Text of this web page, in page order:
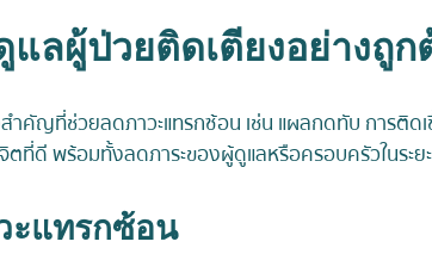
ลผู้ป่วยติดเตียงอย่างถูก
คัญที่ช่วยลดภาวะแทรกซ้อน เช่น แผลกดทับ การติ
ที่ดี พร้อมทั้งลดภาระของผู้ดูแลหรือครอบครัวในร
ะแทรกซ้อน